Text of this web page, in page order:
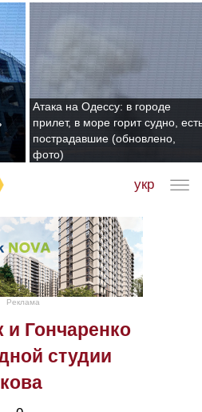
Атака на Одессу: в городе
прилет, в море горит судно,
пострадавшие (обновлено,
фото)
укр
Реклама
и Гончаренко
студии